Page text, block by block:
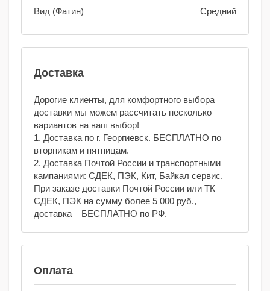
Вид (Фатин) Средний
Доставка
Дорогие клиенты, для комфортного выбора
доставки мы можем рассчитать несколько
вариантов на ваш выбор!
1. Доставка по г. Георгиевск. БЕСПЛАТНО по
вторникам и пятницам.
2. Доставка Почтой России и транспортными
кампаниями: СДЕК, ПЭК, Кит, Байкал сервис.
При заказе доставки Почтой России или ТК
СДЕК, ПЭК на сумму более 5 000 руб.,
доставка – БЕСПЛАТНО по РФ.
Оплата